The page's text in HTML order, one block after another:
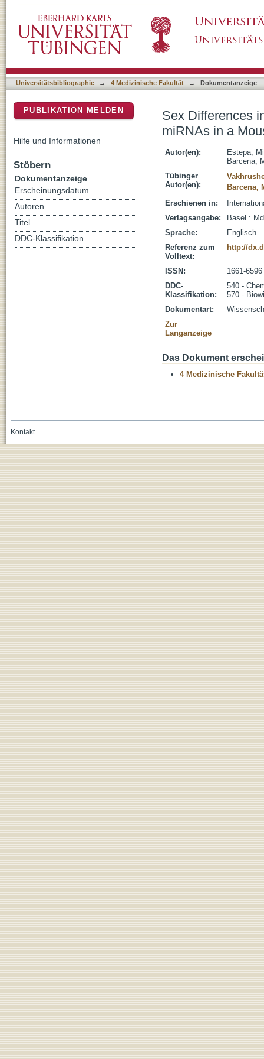
CVB3 Myocarditis
Universitätsbibliographie → 4 Medizinische Fakultät → Dokumentanzeige
Sex Differences
miRNAs in a
Autor(en):
Estepa,
Barcena,
Tübinger
Autor(en):
Barcena,
Erschienen in:
Verlagsangabe:
Basel :
Sprache:
Englisch
Referenz zum
Volltext:
http://
ISSN:
1661-6596
DDC-
Klassifikation:
540 -
570 -
Dokumentart:
Zur
Langanzeige
Das Dokument
4 Medizinische
PUBLIKATION MELDEN
Hilfe und Informationen
Stöbern
Dokumentanzeige
Erscheinungsdatum
Autoren
Titel
DDC-Klassifikation
Kontakt